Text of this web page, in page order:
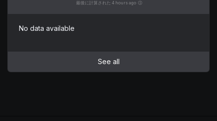
最後に計算された 4 hours ago
No data available
See all